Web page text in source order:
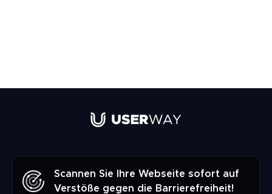
Scannen Sie Ihre Webseite sofort auf
Verstöße gegen die Barrierefreiheit!